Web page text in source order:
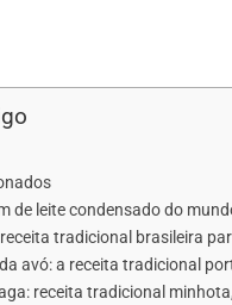
de leite condensado do
tradicional brasileira
avó: a receita tradicional
receita tradicional